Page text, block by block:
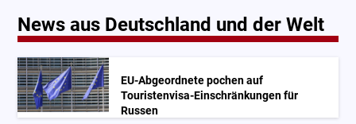
News aus Deutschland und der Welt
EU-Abgeordnete pochen auf
Touristenvisa-Einschränkungen für
Russen